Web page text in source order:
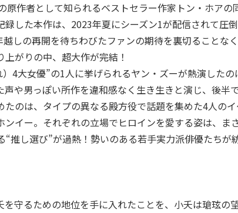
原作者として知られるベストセラー作家トン・ホア
した本作は、2023年夏にシーズン1が配信されて圧
しの再開を待ちわびたファンの期待を裏切ることな
がりの中、超大作が完結！
4大女優”の1人に挙げられるヤン・ズーが熱演した
や男っぽい所作を違和感なく生き生きと演じ、後半
のは、タイプの異なる殿方役で話題を集めた4人の
イー。それぞれの立場でヒロインを愛する姿は、ま
推し選び”が過熱！勢いのある若手実力派俳優たちが
守るための地位を手に入れたことを、小夭は瑲玹の